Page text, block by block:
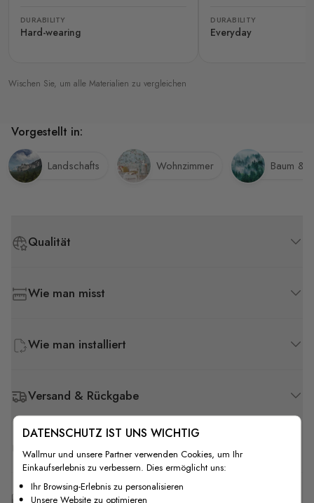
DURABILITY
Hard-wearing
DURABILITY
Everyday
Wischen Sie, um alle Materialien zu vergleichen
Qualität
Wie man misst
Wie man installiert
Versand & Rückgabe
F.A.Q
Kostenlose Anpassung
Vorgestellt in:
Landschafts Wohnzimmer Baum &
DATENSCHUTZ IST UNS WICHTIG
Wallmur und unsere Partner verwenden Cookies, um Ihr
Einkaufserlebnis zu verbessern. Dies ermöglicht uns:
Ihr Browsing-Erlebnis zu personalisieren
Unsere Website zu optimieren